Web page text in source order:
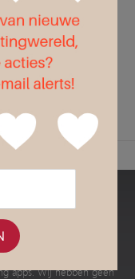
Seks
in
en advies over de
apps. Wij hebben geen